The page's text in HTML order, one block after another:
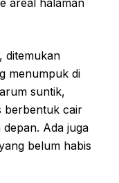
ditemukan
menumpuk di
suntik,
berbentuk cair
Ada juga
belum habis